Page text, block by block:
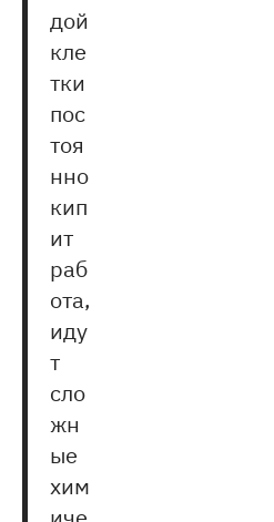
дой
кле
тки
пос
тоя
нно
кип
ит
раб
ота,
иду
т
сло
жн
ые
хим
иче